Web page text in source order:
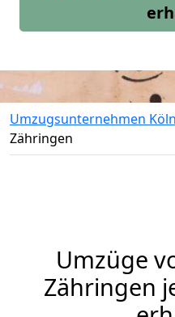
Umzugsunternehmen Köln
Zähringen
Umzüge
Zähringen